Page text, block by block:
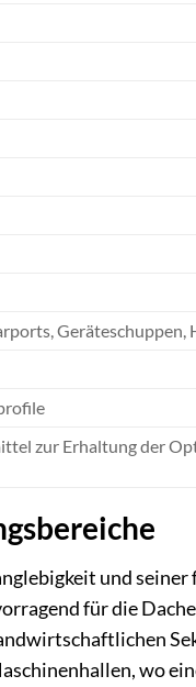
Geräteschuppen,
zur Erhaltung der
und
für die
wo